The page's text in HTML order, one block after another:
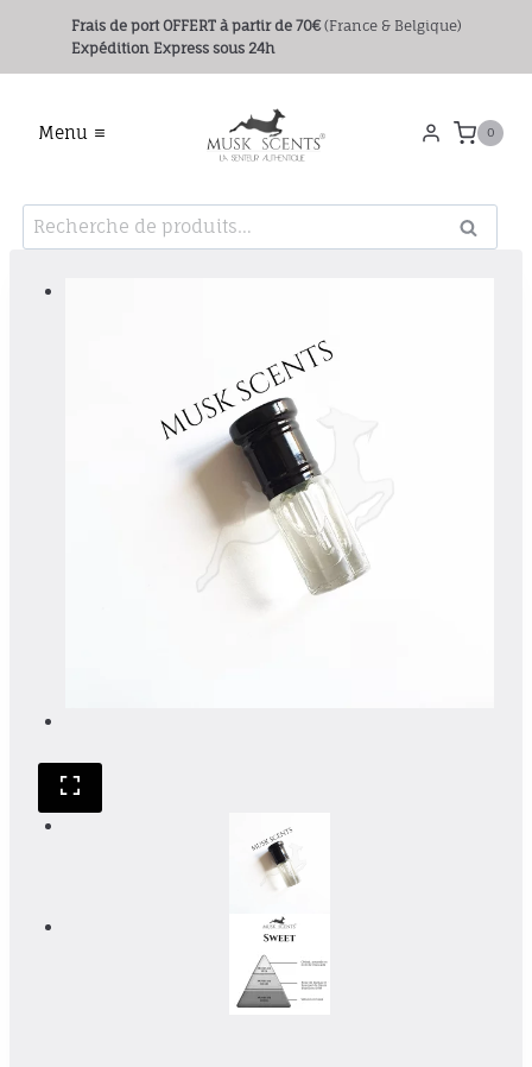
contenu
Frais de port OFFERT à partir de 70€(France & Belgique)
Expédition Express sous 24h
Menu 0
Recherche
pour :